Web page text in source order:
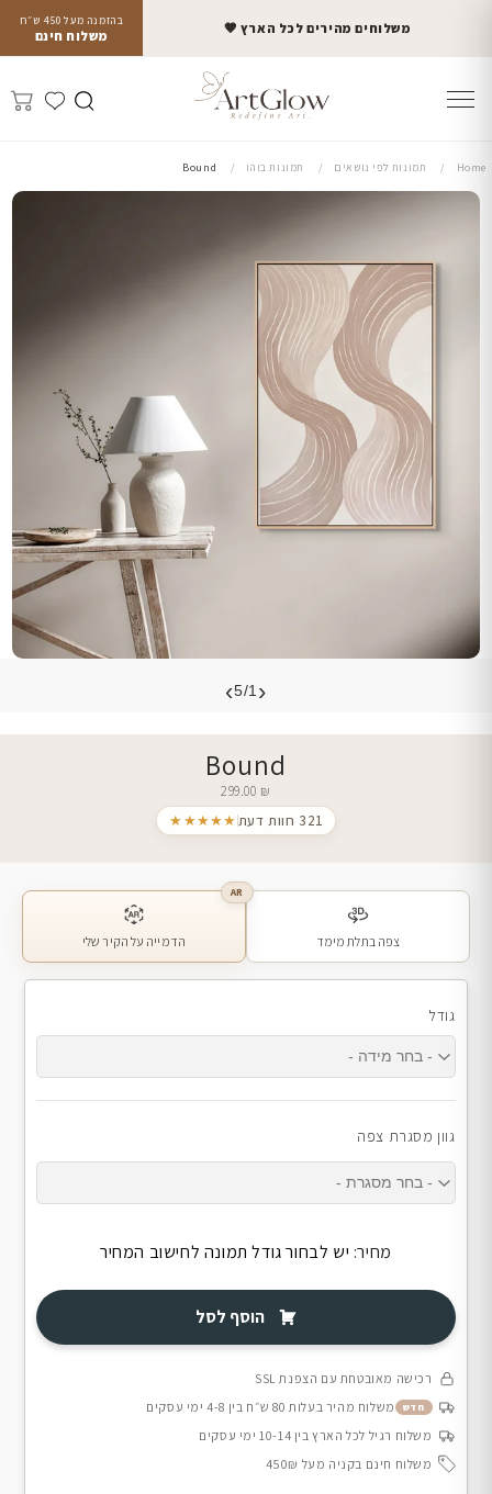
בהזמנה מעל 450 ש״ח
משלוח חינם משלוחים מהירים לכל הארץ 🤎
Home תמונות לפי נושאים תמונות בוהו Bound
‹
5/1
›
Bound
299.00 ₪
★★★★★
321 חוות דעת
צפה בתלת מימד
AR
הדמייה על הקיר שלי
גודל
גוון מסגרת צפה
מחיר: יש לבחור גודל תמונה לחישוב המחיר
הוסף לסל
רכישה מאובטחת עם הצפנת SSL
חדש
משלוח מהיר בעלות 80 ש״ח בין 4-8 ימי עסקים
משלוח רגיל לכל הארץ בין 10-14 ימי עסקים
משלוח חינם בקניה מעל 450₪